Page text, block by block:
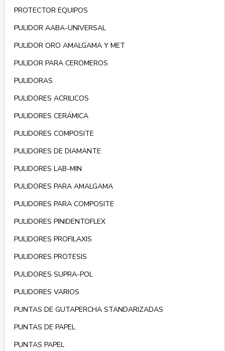
PROTECTOR EQUIPOS
PULIDOR AABA-UNIVERSAL
PULIDOR ORO AMALGAMA Y MET
PULIDOR PARA CEROMEROS
PULIDORAS
PULIDORES ACRILICOS
PULIDORES CERÁMICA
PULIDORES COMPOSITE
PULIDORES DE DIAMANTE
PULIDORES LAB-MIN
PULIDORES PARA AMALGAMA
PULIDORES PARA COMPOSITE
PULIDORES PINIDENTOFLEX
PULIDORES PROFILAXIS
PULIDORES PROTESIS
PULIDORES SUPRA-POL
PULIDORES VARIOS
PUNTAS DE GUTAPERCHA STANDARIZADAS
PUNTAS DE PAPEL
PUNTAS PAPEL